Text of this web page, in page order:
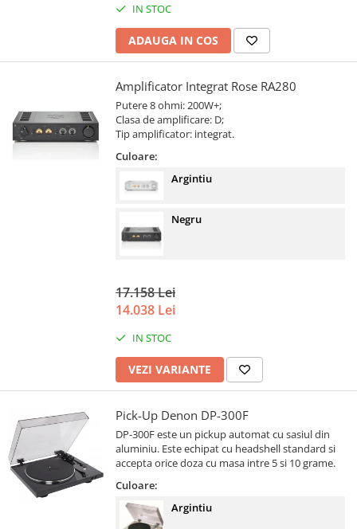
IN STOC
ADAUGA IN COS
Amplificator Integrat Rose RA280
Putere 8 ohmi: 200W+;
Clasa de amplificare: D;
Tip amplificator: integrat.
Culoare:
Argintiu
Negru
17.158 Lei
14.038 Lei
IN STOC
VEZI VARIANTE
Pick-Up Denon DP-300F
DP-300F este un pickup automat cu sasiul din
aluminiu. Este echipat cu headshell standard si
accepta orice doza cu masa intre 5 si 10 grame.
Culoare:
Argintiu